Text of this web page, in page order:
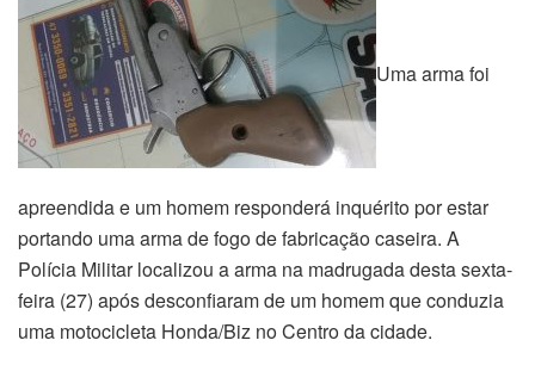
Uma arma foi
apreendida e um homem responderá inquérito por estar
portando uma arma de fogo de fabricação caseira. A
Polícia Militar localizou a arma na madrugada desta sexta-
feira (27) após desconfiaram de um homem que conduzia
uma motocicleta Honda/Biz no Centro da cidade.